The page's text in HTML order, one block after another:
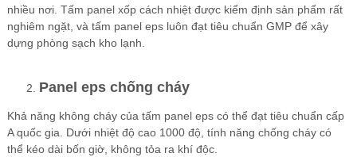
nhiều nơi. Tấm panel xốp cách nhiệt được kiểm định sản phẩm rất
nghiêm ngặt, và tấm panel eps luôn đạt tiêu chuẩn GMP để xây
dựng phòng sạch kho lạnh.
Panel eps chống cháy
Khả năng không cháy của tấm panel eps có thể đạt tiêu chuẩn cấp
A quốc gia. Dưới nhiệt độ cao 1000 độ, tính năng chống cháy có
thể kéo dài bốn giờ, không tỏa ra khí độc.